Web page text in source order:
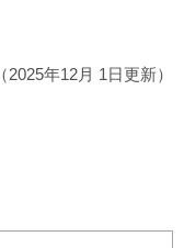
（2025年12月 1日更新）